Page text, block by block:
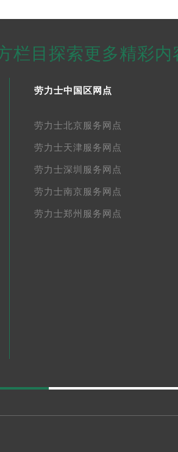
栏目探索更多精彩内
劳力士中国区网点
劳力士北京服务网点
劳力士天津服务网点
劳力士深圳服务网点
劳力士南京服务网点
劳力士郑州服务网点